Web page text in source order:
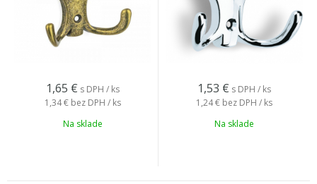
1,65 € s DPH / ks
1,34 € bez DPH / ks
Na sklade
1,53 € s DPH / ks
1,24 € bez DPH / ks
Na sklade